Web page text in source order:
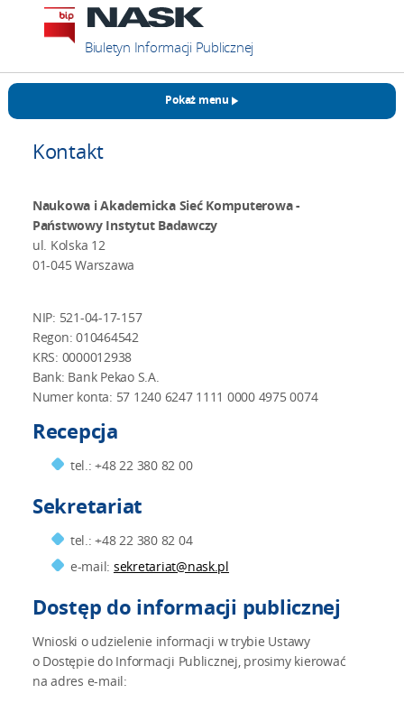
Biuletyn Informacji Publicznej
Pokaż menu
Kontakt
Naukowa i Akademicka Sieć Komputerowa -
Państwowy Instytut Badawczy
ul. Kolska 12
01-045 Warszawa
NIP: 521-04-17-157
Regon: 010464542
KRS: 0000012938
Bank: Bank Pekao S.A.
Numer konta: 57 1240 6247 1111 0000 4975 0074
Recepcja
tel.: +48 22 380 82 00
Sekretariat
tel.: +48 22 380 82 04
e-mail: sekretariat@nask.pl
Dostęp do informacji publicznej
Wnioski o udzielenie informacji w trybie Ustawy
o Dostępie do Informacji Publicznej, prosimy kierować
na adres e-mail: